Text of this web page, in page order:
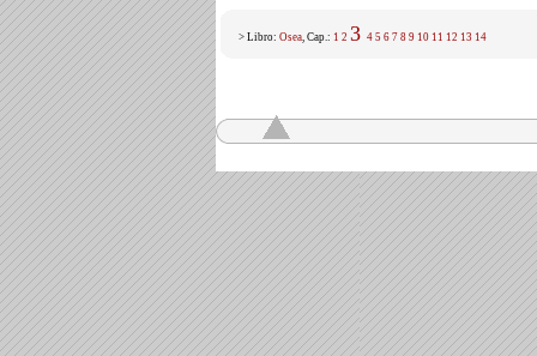
> Libro: Osea, Cap.: 1 2 3 4 5 6 7 8 9 10 11 12 13 14